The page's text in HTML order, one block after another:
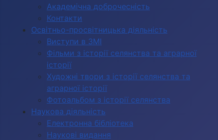
Академічна доброчесність
Контакти
Освітньо-просвітницька діяльність
Виступи в ЗМІ
Фільми з історії селянства та аграрної
історії
Художні твори з історії селянства та
аграрної історії
Фотоальбом з історії селянства
Наукова діяльність
Електронна бібліотека
Наукові видання